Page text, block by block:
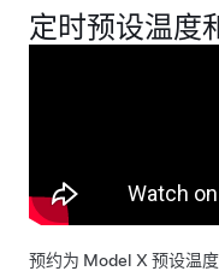
定时预设温度
预约为 Model X 预设温